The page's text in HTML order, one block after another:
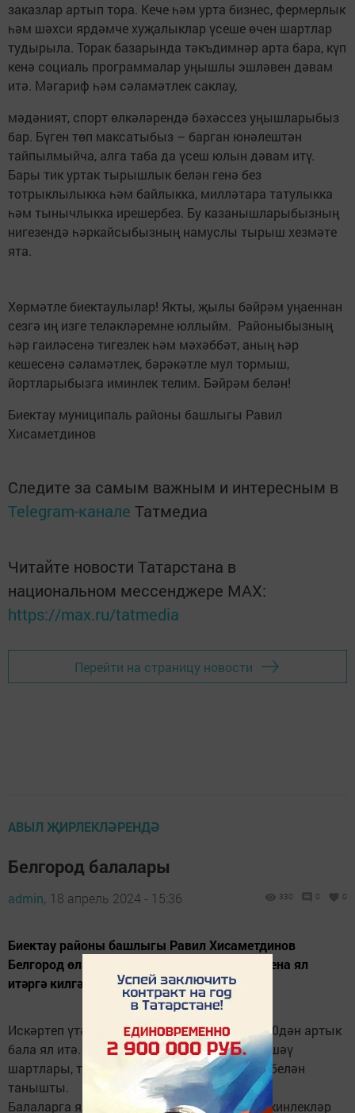
заказлар артып тора. Кече һәм урта бизнес, фермерлык
һәм шәхси ярдәмче хуҗалыклар үсеше өчен шартлар
тудырыла. Торак базарында тәкъдимнәр арта бара, күп
кенә социаль программалар уңышлы эшләвен дәвам
итә. Мәгариф һәм сәламәтлек саклау,
мәдәният, спорт өлкәләрендә бәхәссез уңышларыбыз
бар. Бүген төп максатыбыз – барган юнәлештән
тайпылмыйча, алга таба да үсеш юлын дәвам итү.
Бары тик уртак тырышлык белән генә без
тотрыклылыкка һәм байлыкка, милләтара татулыкка
һәм тынычлыкка ирешербез. Бу казанышларыбызның
нигезендә һәркайсыбызның намуслы тырыш хезмәте
ята.
Хөрмәтле биектаулылар! Якты, җылы бәйрәм уңаеннан
сезгә иң изге теләкләремне юллыйм. Районыбызның
һәр гаиләсенә тигезлек һәм мәхәббәт, аның һәр
кешесенә сәламәтлек, бәрәкәтле мул тормыш,
йортларыбызга иминлек телим. Бәйрәм белән!
Биектау муниципаль районы башлыгы Равил
Хисаметдинов
Следите за самым важным и интересным в
Telegram-канале Татмедиа
Читайте новости Татарстана в
национальном мессенджере MАХ:
https://max.ru/tatmedia
Перейти на страницу новости
АВЫЛ ҖИРЛЕКЛӘРЕНДӘ
Белгород балалары
admin, 18 апрель 2024 - 15:36 330 0 0
Биектау районы башлыгы Равил Хисаметдинов
Белгород өлкәсеннән «Молодежный» лагерена ял
итәргә килгән балалар белән очрашты.
Искәртеп үтәбез, бүгенге көндә лагерьда 300дән артык
бала ял итә. Район башлыгы балаларның яшәү
шартлары, туклану, уку һәм ял итү режимы белән
танышты.
Балаларга ял итү һәм уку өчен барлык мөмкинлекләр